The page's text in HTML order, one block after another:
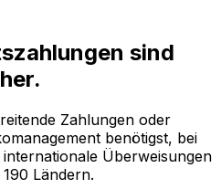
sind
Zahlungen oder
benötigst, bei
Überweisungen
Ländern.